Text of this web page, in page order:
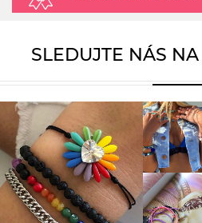
SLEDUJTE NÁS